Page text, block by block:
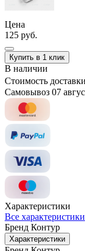
Цена
125 руб.
Купить в 1 клик
В наличии
Стоимость доставки
Самовывоз 07
Характеристики
Все характеристики
Бренд Контур
Характеристики